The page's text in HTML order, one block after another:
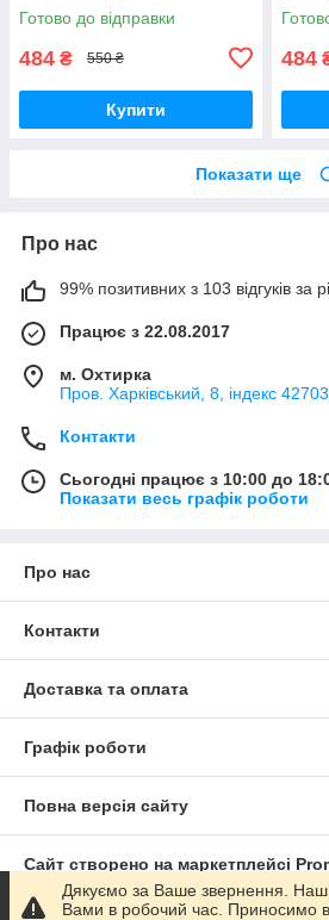
Готово до відправки
484 ₴ 550 ₴
Купити
484
Показати ще
Про нас
99% позитивних з 103 відгуків за
Працює з 22.08.2017
м. Охтирка
Пров. Харківський, 8, індекс
Контакти
Сьогодні працює з 10:00 до
Показати весь графік роботи
Про нас
Контакти
Доставка та оплата
Графік роботи
Повна версія сайту
Сайт створено на маркетплейсі
Дякуємо за Ваше звернення. Наш
Вами в робочий час. Приносимо